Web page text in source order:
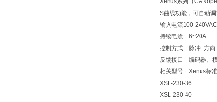
Xenus系列（
S曲线功能，可自动
输入电流100-
持续电流：6~20A
控制方式：脉冲+方
反馈接口：编码器、
相关型号：Xenus标
XSL-230-36
XSL-230-40